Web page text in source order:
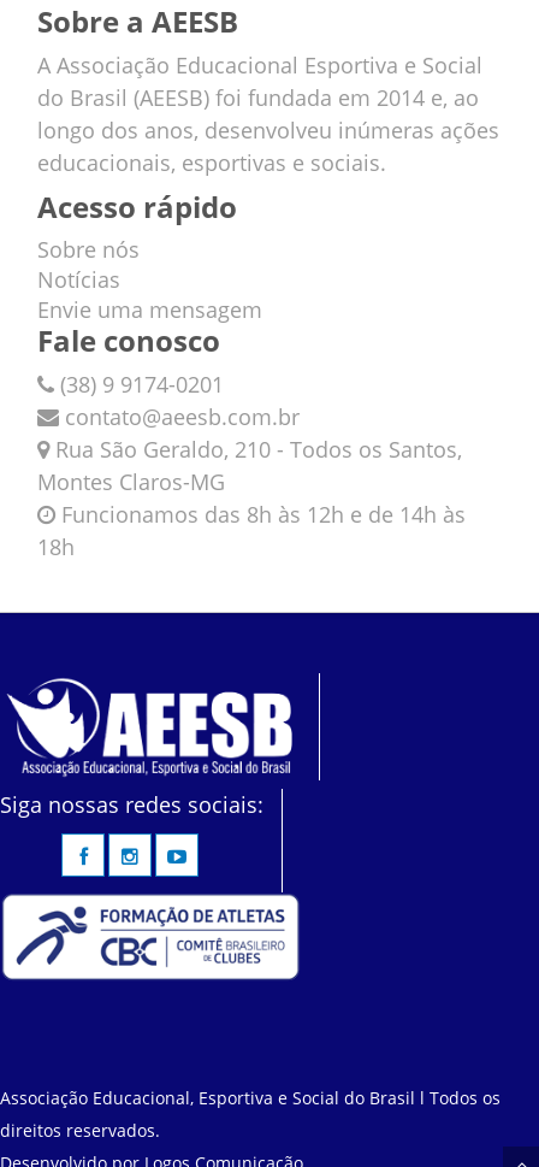
Sobre a AEESB
A Associação Educacional Esportiva e Social
do Brasil (AEESB) foi fundada em 2014 e, ao
longo dos anos, desenvolveu inúmeras ações
educacionais, esportivas e sociais.
Acesso rápido
Sobre nós
Notícias
Envie uma mensagem
Fale conosco
(38) 9 9174-0201
contato@aeesb.com.br
Rua São Geraldo, 210 - Todos os Santos,
Montes Claros-MG
Funcionamos das 8h às 12h e de 14h às
18h
Siga nossas redes sociais:
Associação Educacional, Esportiva e Social do Brasil l Todos os
direitos reservados.